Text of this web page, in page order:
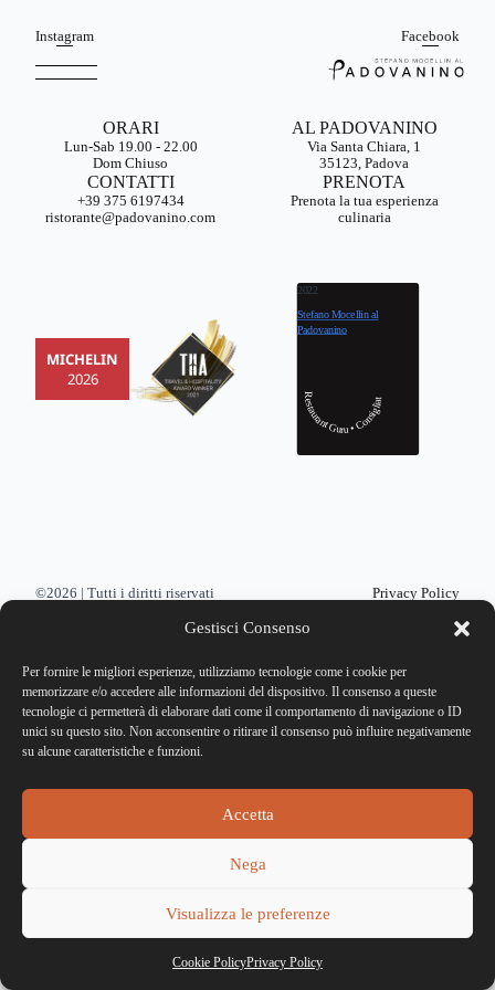
Gestisci Consenso
Per fornire le migliori esperienze, utilizziamo tecnologie come i cookie per
memorizzare e/o accedere alle informazioni del dispositivo. Il consenso a queste
tecnologie ci permetterà di elaborare dati come il comportamento di navigazione o ID
unici su questo sito. Non acconsentire o ritirare il consenso può influire negativamente
su alcune caratteristiche e funzioni.
Accetta
Nega
Visualizza le preferenze
Cookie PolicyPrivacy Policy
Instagram Facebook
ORARI
Lun-Sab 19.00 - 22.00
Dom Chiuso
AL PADOVANINO
Via Santa Chiara, 1
35123, Padova
CONTATTI
+39 375 6197434
ristorante@padovanino.com
PRENOTA
Prenota la tua esperienza
culinaria
MICHELIN
2026
2022
Stefano Mocellin al
Padovanino
Restaurant Guru • Consigliato
©2026 | Tutti i diritti riservati Privacy Policy